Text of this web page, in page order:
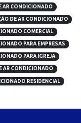
AR CONDICIONADO
DE AR CONDICIONADO
COMERCIAL
PARA EMPRESAS
PARA IGREJA
AR CONDICIONADO
RESIDENCIAL